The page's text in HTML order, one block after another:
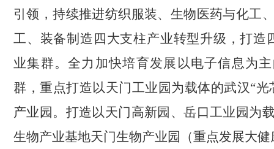
引领，持续推进纺织服装、生物医药与化工
工、装备制造四大支柱产业转型升级，打造
业集群。全力加快培育发展以电子信息为
群，重点打造以天门工业园为载体的武汉“光
产业园。打造以天门高新园、岳口工业园为
生物产业基地天门生物产业园（重点发展大